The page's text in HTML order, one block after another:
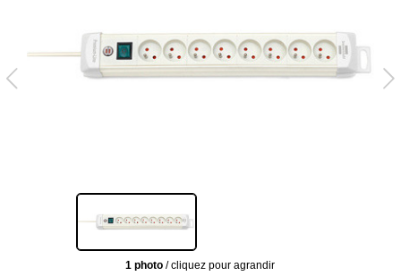
1 photo / cliquez pour agrandir